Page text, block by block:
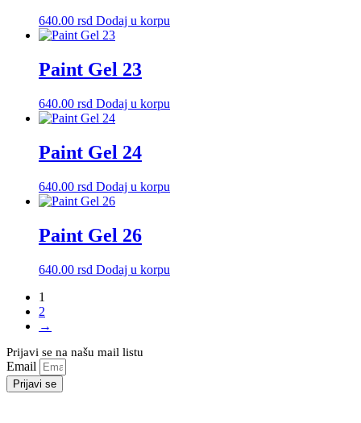
640.00 rsd Dodaj u korpu
Paint Gel 23
640.00 rsd Dodaj u korpu
Paint Gel 24
640.00 rsd Dodaj u korpu
Paint Gel 26
640.00 rsd Dodaj u korpu
1
2
→
Prijavi se na našu mail listu
Email
Prijavi se